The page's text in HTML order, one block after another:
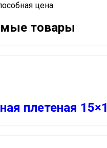
цена
товары
плетеная 15×1